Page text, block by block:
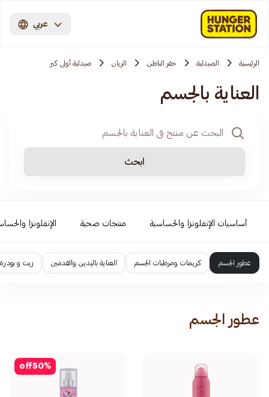
عربي
الرئيسية الصيدلية حفر الباطن الريان صيدلية أولى كير
العناية بالجسم
ابحث
أساسيات الإنفلونزا والحساسية منتجات صحية الإنفلونزا
عطور الجسم كريمات ومرطبات الجسم العناية باليدين والقدمين زيت و
عطور الجسم
50%
off